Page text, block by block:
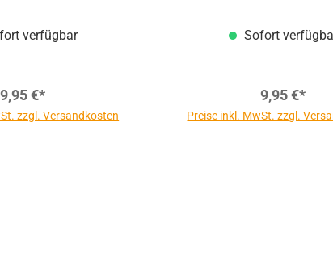
verfügbar
9,95 €*
zzgl. Versandkosten
Sofort
9,95 €*
Preise inkl. MwSt. zzgl.